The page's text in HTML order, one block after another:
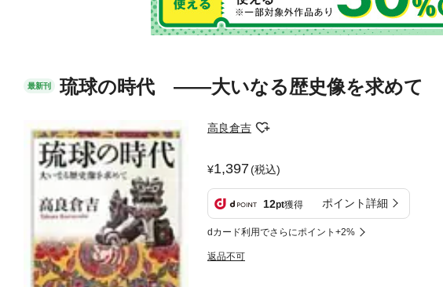
最新刊 琉球の時代 ――大いなる歴史像を求めて
高良倉吉
1,397(税込)
12pt獲得 ポイント詳細
dカード利用でさらにポイント+2%
返品不可